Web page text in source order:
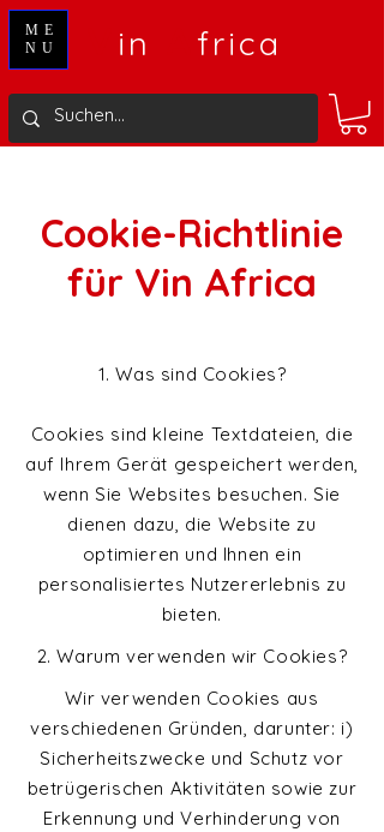
in frica
ME
NU
Cookie-Richtlinie
für Vin Africa
1. Was sind Cookies?
Cookies sind kleine Textdateien, die
auf Ihrem Gerät gespeichert werden,
wenn Sie Websites besuchen. Sie
dienen dazu, die Website zu
optimieren und Ihnen ein
personalisiertes Nutzererlebnis zu
bieten.
2. Warum verwenden wir Cookies?
Wir verwenden Cookies aus
verschiedenen Gründen, darunter: i)
Sicherheitszwecke und Schutz vor
betrügerischen Aktivitäten sowie zur
Erkennung und Verhinderung von